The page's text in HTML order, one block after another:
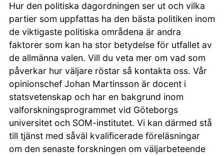
Hur den politiska dagordningen ser ut och vilka
partier som uppfattas ha den bästa politiken inom
de viktigaste politiska områdena är andra
faktorer som kan ha stor betydelse för utfallet av
de allmänna valen. Vill du veta mer om vad som
påverkar hur väljare röstar så kontakta oss. Vår
opinionschef Johan Martinsson är docent i
statsvetenskap och har en bakgrund inom
valforskningsprogrammet vid Göteborgs
universitet och SOM-institutet. Vi kan därmed stå
till tjänst med såväl kvalificerade föreläsningar
om den senaste forskningen om väljarbeteende